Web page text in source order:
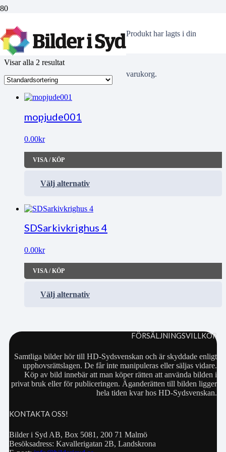
Produkt har lagts i din
varukorg.
Synagogan
Visar alla 2 resultat
mopjude001
0.00kr
VISA / KÖP
Välj alternativ
SDSarkivkrighus 4
0.00kr
VISA / KÖP
Välj alternativ
FÖRSÄLJNINGSVILLKOR
Samtliga bilder hör till HD-Sydsvenskan och är skyddade enligt
upphovsrättslagen. De får inte manipuleras eller säljas vidare.
Köp av bild innebär att man köper rätten att använda bilden i
privat bruk eller för publiceringen. Äganderätten till bilden ligger
hela tiden kvar hos HD-Sydsvenskan.
KONTAKTA OSS!
Bilder i Syd AB, Box 5081, 200 71 Malmö
Besöksadress: Kavallerigatan 2B, Landskrona